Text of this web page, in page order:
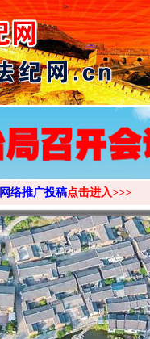
>
网络推广投稿点击进入>>>